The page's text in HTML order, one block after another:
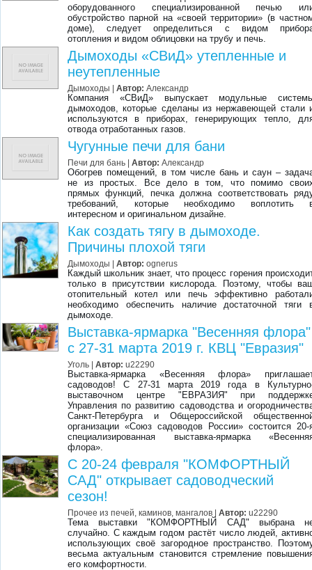
оборудованного специализированной печью
обустройство парной на «своей территории» (в
доме), следует определиться с видом
отопления и видом облицовки на трубу и печь.
​Дымоходы «СВиД» утепленные и
неутепленные
Дымоходы |Автор: Александр
Компания «СВиД» выпускает модульные
дымоходов, которые сделаны из нержавеющей стали
используются в приборах, генерирующих тепло,
отвода отработанных газов.
Чугунные печи для бани
Печи для бань |Автор: Александр
Обогрев помещений, в том числе бань и саун –
не из простых. Все дело в том, что помимо
прямых функций, печка должна соответствовать
требований, которые необходимо воплотить
интересном и оригинальном дизайне.
Как создать тягу в дымоходе.
Причины плохой тяги
Дымоходы |Автор: ognerus
Каждый школьник знает, что процесс горения
только в присутствии кислорода. Поэтому, чтобы
отопительный котел или печь эффективно
необходимо обеспечить наличие достаточной тяги
дымоходе.
Выставка-ярмарка "Весенняя флора"
с 27-31 марта 2019 г. КВЦ "Евразия"
Уголь |Автор: u22290
Выставка-ярмарка «Весенняя флора»
садоводов! С 27-31 марта 2019 года в
выставочном центре "ЕВРАЗИЯ" при
Управления по развитию садоводства и
Санкт-Петербурга и Общероссийской
организации «Союз садоводов России» состоится 20-
специализированная выставка-ярмарка
флора».
С 20-24 февраля "КОМФОРТНЫЙ
САД" открывает садоводческий
сезон!
Прочее из печей, каминов, мангалов |Автор: u22290
Тема выставки "КОМФОРТНЫЙ САД" выбрана
случайно. С каждым годом растёт число людей,
использующих своё загородное пространство.
весьма актуальным становится стремление
его комфортности.